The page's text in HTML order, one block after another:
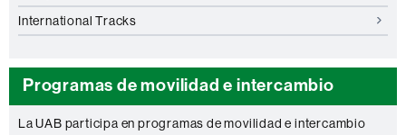
International Tracks
Programas de movilidad e intercambio
La UAB participa en programas de movilidad e intercambio